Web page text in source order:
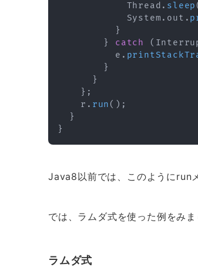
Thread . sleep
System . out .
}
}
catch (
          e
.
}
}
} ;
    r
. run ( ) ;
}
}
Java8以前では、このようにrun
では、ラムダ式を使った例をみま
ラムダ式